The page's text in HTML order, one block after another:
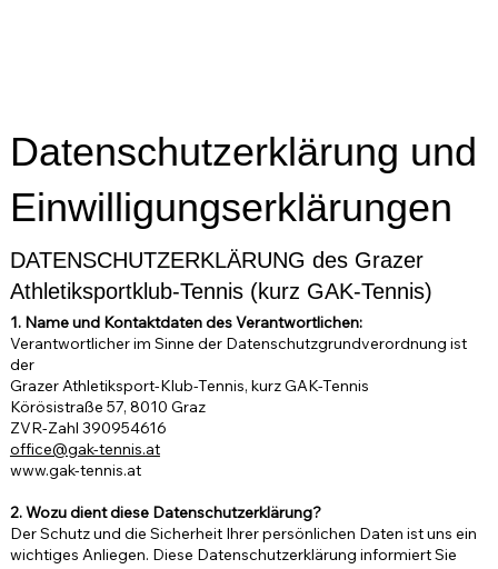
Datenschutzerklärung und
Einwilligungserklärungen
1. Name und Kontaktdaten des Verantwortlichen:
Verantwortlicher im Sinne der Datenschutzgrundverordnung ist
der
Grazer Athletiksport-Klub-Tennis, kurz GAK-Tennis
Körösistraße 57, 8010 Graz
ZVR-Zahl 390954616
office@gak-tennis.at
www.gak-tennis.at
2. Wozu dient diese Datenschutzerklärung?
Der Schutz und die Sicherheit Ihrer persönlichen Daten ist uns ein
wichtiges Anliegen. Diese Datenschutzerklärung informiert Sie
DATENSCHUTZERKLÄRUNG des Grazer
Athletiksportklub-Tennis (kurz GAK-Tennis)